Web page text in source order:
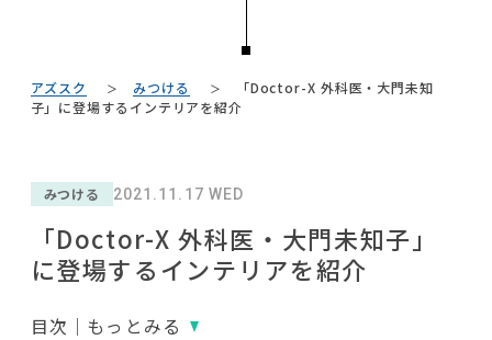
#照明#チェア#テレワーク
#2022 春ドラマ
#タンスのゲン#無印良品
#インダストリアルスタイル#波瑠#フェリシモ#KEYUCA
#良品計画#ニトリ#インテリアの法則
#カリモク家具 #田中みな実 #映画 #大塚家具
#木図鑑 #コクヨ
NEWS
ABOUT
アズスク みつける
「Doctor-X 外科医・大門未知
子」に登場するインテリアを紹介
みつける 2021.11.17 WED
「Doctor-X 外科医・大門未知子」
に登場するインテリアを紹介
目次｜もっとみる